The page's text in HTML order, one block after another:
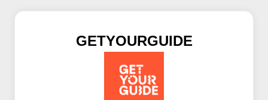
GETYOURGUIDE